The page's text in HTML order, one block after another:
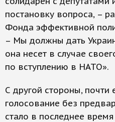
постановку вопроса, –
Фонда эффективной
– Мы должны дать
она несет в случае
по вступлению в НАТО».
С другой стороны, почти
голосование без
стало в последнее